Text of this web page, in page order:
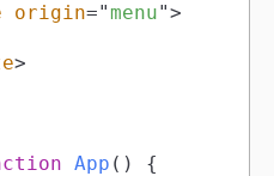
origin="menu">
>
App ( )
{